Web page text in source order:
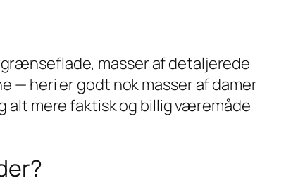
masser af detaljerede
— heri er godt nok masser af damer
alt mere faktisk og billig væremåde